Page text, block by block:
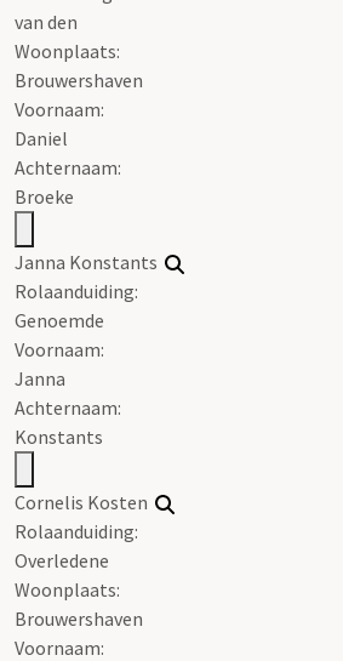
van den
Woonplaats:
Brouwershaven
Voornaam:
Daniel
Achternaam:
Broeke
Janna Konstants
Rolaanduiding:
Genoemde
Voornaam:
Janna
Achternaam:
Konstants
Cornelis Kosten
Rolaanduiding:
Overledene
Woonplaats:
Brouwershaven
Voornaam: